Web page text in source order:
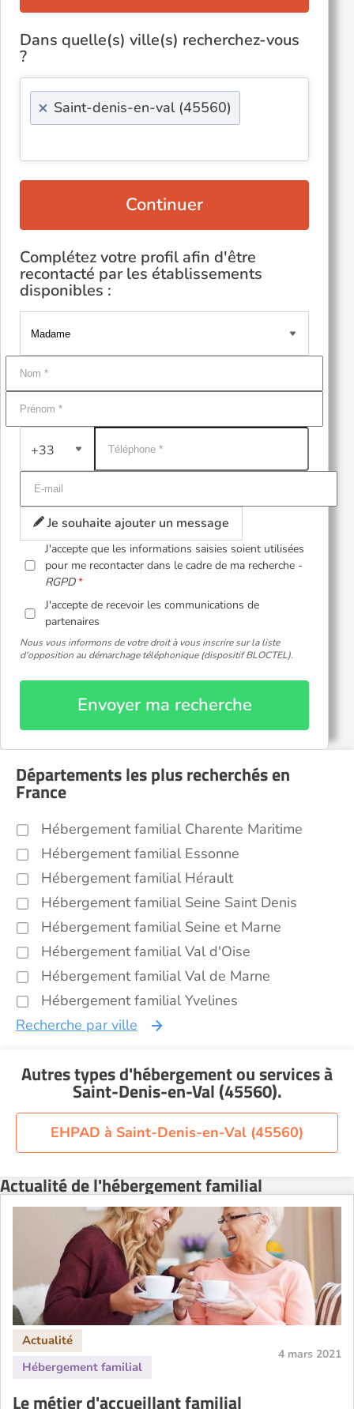
Dans quelle(s) ville(s) recherchez-vous
?
× Saint-denis-en-val (45560)
Continuer
Complétez votre profil afin d'être
recontacté par les établissements
disponibles :
+33
Je souhaite ajouter un message
J'accepte que les informations saisies soient utilisées
pour me recontacter dans le cadre de ma recherche -
RGPD
J'accepte de recevoir les communications de
partenaires
Nous vous informons de votre droit à vous inscrire sur la liste
d'opposition au démarchage téléphonique (dispositif BLOCTEL).
Envoyer ma recherche
Départements les plus recherchés en
France
Hébergement familial Charente Maritime
Hébergement familial Essonne
Hébergement familial Hérault
Hébergement familial Seine Saint Denis
Hébergement familial Seine et Marne
Hébergement familial Val d'Oise
Hébergement familial Val de Marne
Hébergement familial Yvelines
Recherche par ville
Autres types d'hébergement ou servicesà
Saint-Denis-en-Val (45560).
EHPAD à Saint-Denis-en-Val (45560)
Actualité de l'hébergement familial
4 mars 2021
Le métier d'accueillant familial